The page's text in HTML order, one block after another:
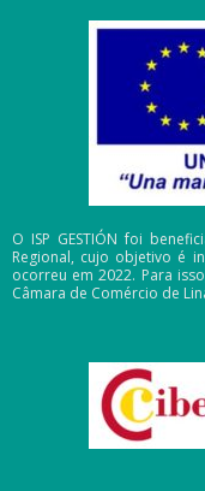
O ISP GESTIÓN foi
Regional, cujo objetivo é
ocorreu em 2022. Para
Câmara de Comércio de